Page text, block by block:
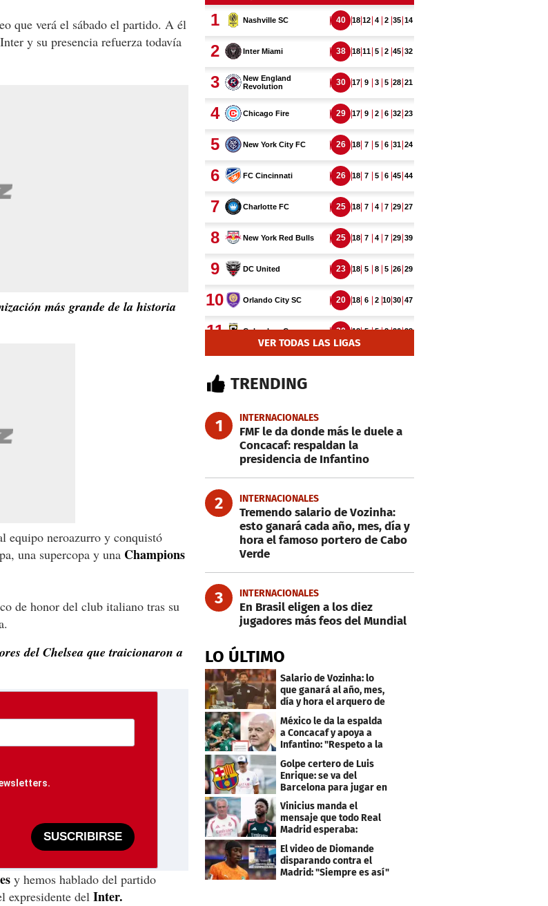
que verá el sábado el partido. A él
y su presencia refuerza todavía
más grande de la historia
equipo neroazurro y conquistó
una supercopa y una Champions
de honor del club italiano tras su
del Chelsea que traicionaron a
SUSCRIBIRSE
y hemos hablado del partido
expresidente del Inter.
VER TODAS LAS LIGAS
TRENDING
1 INTERNACIONALES
FMF le da donde más le duele a
Concacaf: respaldan la
presidencia de Infantino
2 INTERNACIONALES
Tremendo salario de Vozinha:
esto ganará cada año, mes, día y
hora el famoso portero de Cabo
Verde
3 INTERNACIONALES
En Brasil eligen a los diez
jugadores más feos del Mundial
LO ÚLTIMO
Salario de Vozinha: lo
que ganará al año, mes,
día y hora el arquero de
Cabo Verde
México le da la espalda
a Concacaf y apoya a
Infantino: "Respeto a la
gobernanza"
Golpe certero de Luis
Enrique: se va del
Barcelona para jugar en
el PSG
Vinicius manda el
mensaje que todo Real
Madrid esperaba:
"Mourinho..."
El video de Diomande
disparando contra el
Madrid: "Siempre es así"